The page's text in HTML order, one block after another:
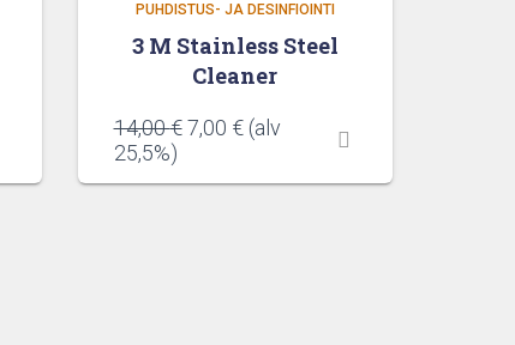
PUHDISTUS- JA DESINFIOINTI
3 M Stainless Steel
Cleaner
14,00€ Alkuperäinen
oli:
7,00 €Nykyinen
on:
(alv
25,5%)